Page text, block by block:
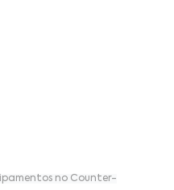
no Counter-